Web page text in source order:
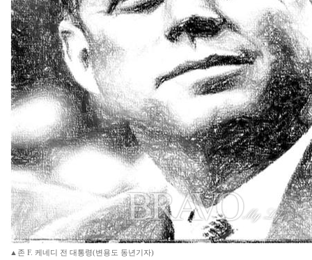
▲존 F. 케네디 전 대통령(변용도 동년기자)